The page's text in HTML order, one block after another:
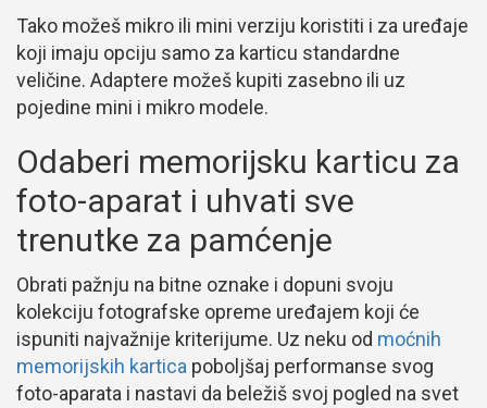
Tako možeš mikro ili mini verziju koristiti i za uređaje
koji imaju opciju samo za karticu standardne
veličine. Adaptere možeš kupiti zasebno ili uz
pojedine mini i mikro modele.
Odaberi memorijsku karticu za
foto-aparat i uhvati sve
trenutke za pamćenje
Obrati pažnju na bitne oznake i dopuni svoju
kolekciju fotografske opreme uređajem koji će
ispuniti najvažnije kriterijume. Uz neku od moćnih
memorijskih kartica poboljšaj performanse svog
foto-aparata i nastavi da beležiš svoj pogled na svet